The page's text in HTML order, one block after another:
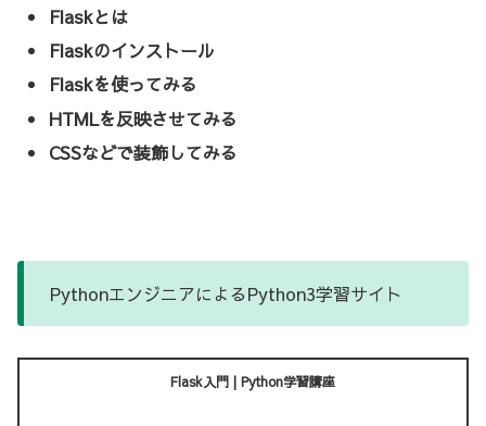
Flaskとは
Flaskのインストール
Flaskを使ってみる
HTMLを反映させてみる
CSSなどで装飾してみる
PythonエンジニアによるPython3学習サイト
Flask入門 | Python学習講座